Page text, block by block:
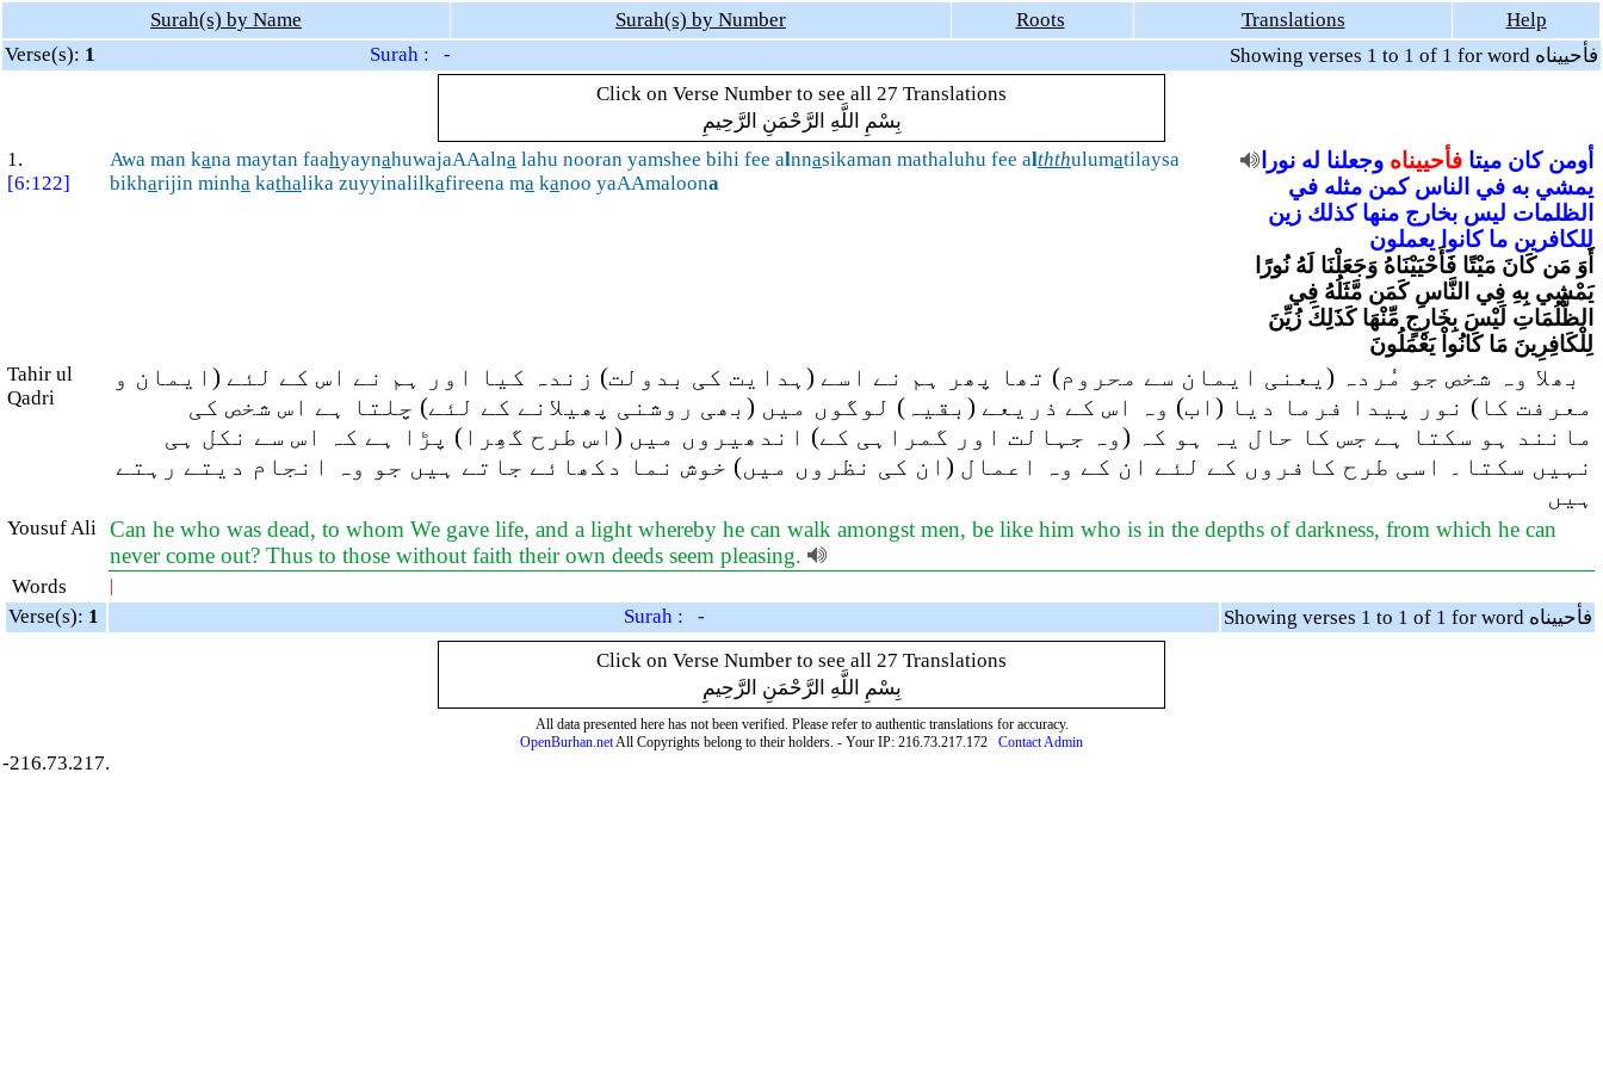
Surah(s) by Name Surah(s) by Number Roots Translations
Help
Verse(s): 1 Surah : -
Showing verses 1 to 1 of 1 for word فأحييناه
Click on Verse Number to see all 27 Translations
بِسْمِ اللَّهِ الرَّحْمَنِ الرَّحِيمِ
1.
[6:122]
Awa man kana maytan faahyaynahuwajaAAalna lahu nooran yamshee bihi fee alnnasikaman mathaluhu fee alththulumatilaysa
bikharijin minha kathalika zuyyinalilkafireena ma kanoo yaAAmaloona
أومن كان ميتا فأحييناه وجعلنا له نورا
يمشي به في الناس كمن مثله في
الظلمات ليس بخارج منها كذلك زين
للكافرين ما كانوا يعملون
أَوَ مَن كَانَ مَيْتًا فَأَحْيَيْنَاهُ وَجَعَلْنَا لَهُ نُورًا
يَمْشِي بِهِ فِي النَّاسِ كَمَن مَّثَلُهُ فِي
الظُّلُمَاتِ لَيْسَ بِخَارِجٍ مِّنْهَا كَذَلِكَ زُيِّنَ
لِلْكَافِرِينَ مَا كَانُواْ يَعْمَلُونَ
Tahir ul
Qadri
بھلا وہ شخص جو مُردہ (یعنی ایمان سے محروم) تھا پھر ہم نے اسے (ہدایت کی بدولت) زندہ کیا اور ہم نے اس کے لئے (ایمان و
معرفت کا) نور پیدا فرما دیا (اب) وہ اس کے ذریعے (بقیہ) لوگوں میں (بھی روشنی پھیلانے کے لئے) چلتا ہے اس شخص کی
مانند ہو سکتا ہے جس کا حال یہ ہو کہ (وہ جہالت اور گمراہی کے) اندھیروں میں (اس طرح گھِرا) پڑا ہے کہ اس سے نکل ہی
نہیں سکتا۔ اسی طرح کافروں کے لئے ان کے وہ اعمال (ان کی نظروں میں) خوش نما دکھائے جاتے ہیں جو وہ انجام دیتے رہتے
ہیں
Yousuf Ali Can he who was dead, to whom We gave life, and a light whereby he can walk amongst men, be like him who is in the depths of darkness, from which he can
never come out? Thus to those without faith their own deeds seem pleasing.
Words |
Verse(s): 1 Surah : -
Showing verses 1 to 1 of 1 for word فأحييناه
Click on Verse Number to see all 27 Translations
بِسْمِ اللَّهِ الرَّحْمَنِ الرَّحِيمِ
All data presented here has not been verified. Please refer to authentic translations for accuracy.
OpenBurhan.netAll Copyrights belong to their holders. - Your IP: 216.73.217.172 Contact Admin
-216.73.217.